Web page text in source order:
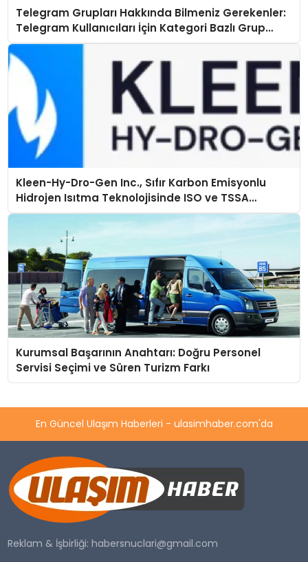
Telegram Grupları Hakkında Bilmeniz Gerekenler:
Telegram Kullanıcıları İçin Kategori Bazlı Grup
Rehberi
Kleen-Hy-Dro-Gen Inc., Sıfır Karbon Emisyonlu
Hidrojen Isıtma Teknolojisinde ISO ve TSSA
Düzenleyici Onaylarını Aldı
Kurumsal Başarının Anahtarı: Doğru Personel
Servisi Seçimi ve Süren Turizm Farkı
En Güncel Ulaşım Haberleri - ulasimhaber.com'da
Reklam & İşbirliği:habersnuclari@gmail.com